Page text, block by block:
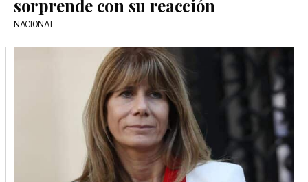
sorprende con su reacción
NACIONAL